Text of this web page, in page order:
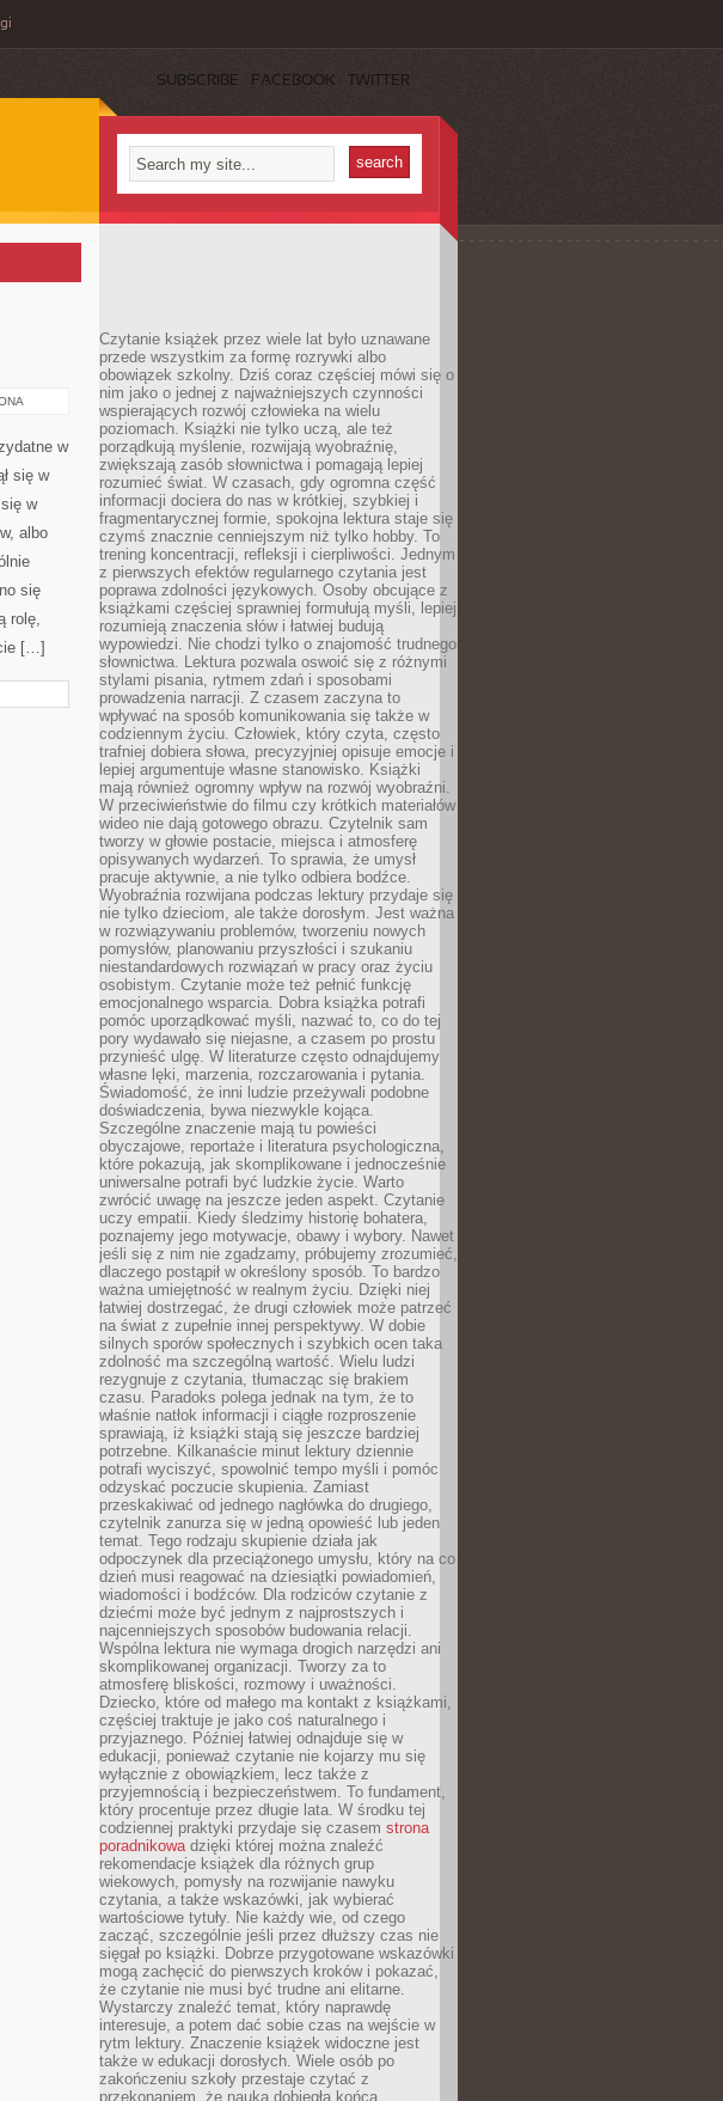
SUBSCRIBE FACEBOOK TWITTER
w
się w
w
albo
się
rolę,
[…]
Czytanie książek przez wiele lat było uznawane
przede wszystkim za formę rozrywki albo
obowiązek szkolny. Dziś coraz częściej mówi się o
nim jako o jednej z najważniejszych czynności
wspierających rozwój człowieka na wielu
poziomach. Książki nie tylko uczą, ale też
porządkują myślenie, rozwijają wyobraźnię,
zwiększają zasób słownictwa i pomagają lepiej
rozumieć świat. W czasach, gdy ogromna część
informacji dociera do nas w krótkiej, szybkiej i
fragmentarycznej formie, spokojna lektura staje się
czymś znacznie cenniejszym niż tylko hobby. To
trening koncentracji, refleksji i cierpliwości. Jednym
z pierwszych efektów regularnego czytania jest
poprawa zdolności językowych. Osoby obcujące z
książkami częściej sprawniej formułują myśli, lepiej
rozumieją znaczenia słów i łatwiej budują
wypowiedzi. Nie chodzi tylko o znajomość trudnego
słownictwa. Lektura pozwala oswoić się z różnymi
stylami pisania, rytmem zdań i sposobami
prowadzenia narracji. Z czasem zaczyna to
wpływać na sposób komunikowania się także w
codziennym życiu. Człowiek, który czyta, często
trafniej dobiera słowa, precyzyjniej opisuje emocje i
lepiej argumentuje własne stanowisko. Książki
mają również ogromny wpływ na rozwój wyobraźni.
W przeciwieństwie do filmu czy krótkich materiałów
wideo nie dają gotowego obrazu. Czytelnik sam
tworzy w głowie postacie, miejsca i atmosferę
opisywanych wydarzeń. To sprawia, że umysł
pracuje aktywnie, a nie tylko odbiera bodźce.
Wyobraźnia rozwijana podczas lektury przydaje się
nie tylko dzieciom, ale także dorosłym. Jest ważna
w rozwiązywaniu problemów, tworzeniu nowych
pomysłów, planowaniu przyszłości i szukaniu
niestandardowych rozwiązań w pracy oraz życiu
osobistym. Czytanie może też pełnić funkcję
emocjonalnego wsparcia. Dobra książka potrafi
pomóc uporządkować myśli, nazwać to, co do tej
pory wydawało się niejasne, a czasem po prostu
przynieść ulgę. W literaturze często odnajdujemy
własne lęki, marzenia, rozczarowania i pytania.
Świadomość, że inni ludzie przeżywali podobne
doświadczenia, bywa niezwykle kojąca.
Szczególne znaczenie mają tu powieści
obyczajowe, reportaże i literatura psychologiczna,
które pokazują, jak skomplikowane i jednocześnie
uniwersalne potrafi być ludzkie życie. Warto
zwrócić uwagę na jeszcze jeden aspekt. Czytanie
uczy empatii. Kiedy śledzimy historię bohatera,
poznajemy jego motywacje, obawy i wybory. Nawet
jeśli się z nim nie zgadzamy, próbujemy zrozumieć,
dlaczego postąpił w określony sposób. To bardzo
ważna umiejętność w realnym życiu. Dzięki niej
łatwiej dostrzegać, że drugi człowiek może patrzeć
na świat z zupełnie innej perspektywy. W dobie
silnych sporów społecznych i szybkich ocen taka
zdolność ma szczególną wartość. Wielu ludzi
rezygnuje z czytania, tłumacząc się brakiem
czasu. Paradoks polega jednak na tym, że to
właśnie natłok informacji i ciągłe rozproszenie
sprawiają, iż książki stają się jeszcze bardziej
potrzebne. Kilkanaście minut lektury dziennie
potrafi wyciszyć, spowolnić tempo myśli i pomóc
odzyskać poczucie skupienia. Zamiast
przeskakiwać od jednego nagłówka do drugiego,
czytelnik zanurza się w jedną opowieść lub jeden
temat. Tego rodzaju skupienie działa jak
odpoczynek dla przeciążonego umysłu, który na co
dzień musi reagować na dziesiątki powiadomień,
wiadomości i bodźców. Dla rodziców czytanie z
dziećmi może być jednym z najprostszych i
najcenniejszych sposobów budowania relacji.
Wspólna lektura nie wymaga drogich narzędzi ani
skomplikowanej organizacji. Tworzy za to
atmosferę bliskości, rozmowy i uważności.
Dziecko, które od małego ma kontakt z książkami,
częściej traktuje je jako coś naturalnego i
przyjaznego. Później łatwiej odnajduje się w
edukacji, ponieważ czytanie nie kojarzy mu się
wyłącznie z obowiązkiem, lecz także z
przyjemnością i bezpieczeństwem. To fundament,
który procentuje przez długie lata. W środku tej
codziennej praktyki przydaje się czasem strona
poradnikowadzięki której można znaleźć
rekomendacje książek dla różnych grup
wiekowych, pomysły na rozwijanie nawyku
czytania, a także wskazówki, jak wybierać
wartościowe tytuły. Nie każdy wie, od czego
zacząć, szczególnie jeśli przez dłuższy czas nie
sięgał po książki. Dobrze przygotowane wskazówki
mogą zachęcić do pierwszych kroków i pokazać,
że czytanie nie musi być trudne ani elitarne.
Wystarczy znaleźć temat, który naprawdę
interesuje, a potem dać sobie czas na wejście w
rytm lektury. Znaczenie książek widoczne jest
także w edukacji dorosłych. Wiele osób po
zakończeniu szkoły przestaje czytać z
przekonaniem, że nauka dobiegła końca.